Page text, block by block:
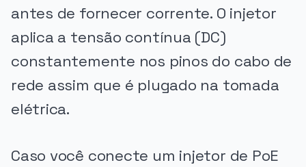
antes de fornecer corrente. O injetor
aplica a tensão contínua (DC)
constantemente nos pinos do cabo de
rede assim que é plugado na tomada
elétrica.
Caso você conecte um injetor de PoE